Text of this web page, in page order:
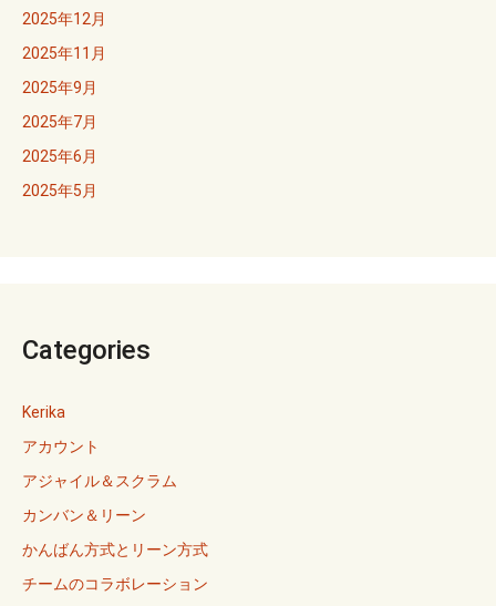
2025年12月
2025年11月
2025年9月
2025年7月
2025年6月
2025年5月
Categories
Kerika
アカウント
アジャイル＆スクラム
カンバン＆リーン
かんばん方式とリーン方式
チームのコラボレーション